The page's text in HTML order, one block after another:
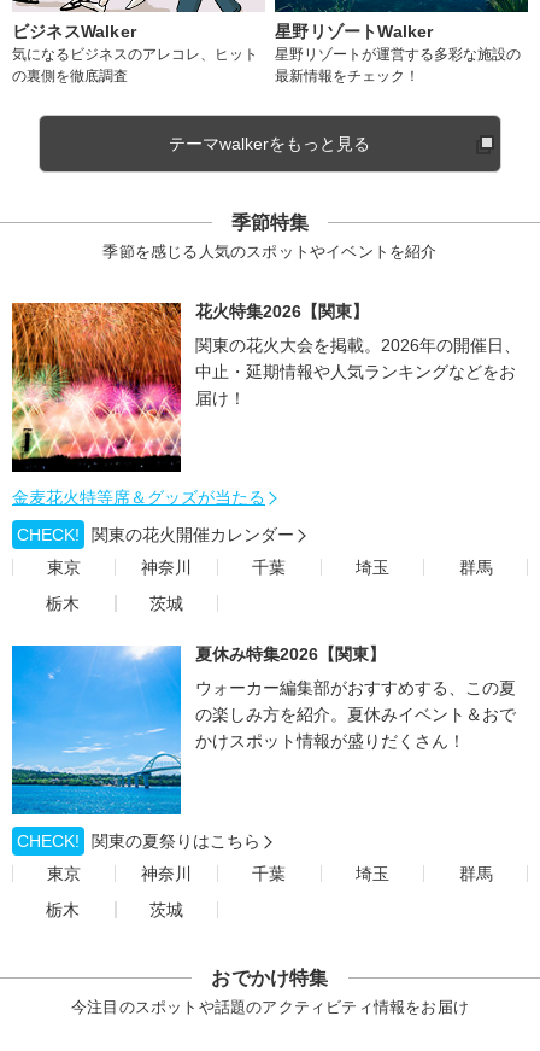
ビジネスWalker
気になるビジネスのアレコレ、ヒット
の裏側を徹底調査
星野リゾートWalker
星野リゾートが運営する多彩な施設の
最新情報をチェック！
テーマwalkerをもっと見る
季節特集
季節を感じる人気のスポットやイベントを紹介
花火特集2026【関東】
関東の花火大会を掲載。2026年の開催日、
中止・延期情報や人気ランキングなどをお
届け！
金麦花火特等席＆グッズが当たる
CHECK!
関東の花火開催カレンダー
東京
神奈川 千葉 埼玉
群馬
栃木
茨城
夏休み特集2026【関東】
ウォーカー編集部がおすすめする、この夏
の楽しみ方を紹介。夏休みイベント＆おで
かけスポット情報が盛りだくさん！
CHECK!
関東の夏祭りはこちら
東京
神奈川 千葉 埼玉
群馬
栃木
茨城
おでかけ特集
今注目のスポットや話題のアクティビティ情報をお届け